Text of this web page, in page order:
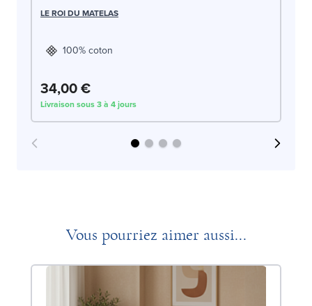
LE ROI DU MATELAS
100% coton
34,00 €
Livraison sous 3 à 4 jours
Vous pourriez aimer aussi...